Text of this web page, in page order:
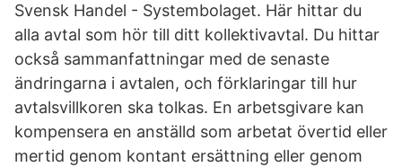
Svensk Handel - Systembolaget. Här hittar du
alla avtal som hör till ditt kollektivavtal. Du hittar
också sammanfattningar med de senaste
ändringarna i avtalen, och förklaringar till hur
avtalsvillkoren ska tolkas. En arbetsgivare kan
kompensera en anställd som arbetat övertid eller
mertid genom kontant ersättning eller genom